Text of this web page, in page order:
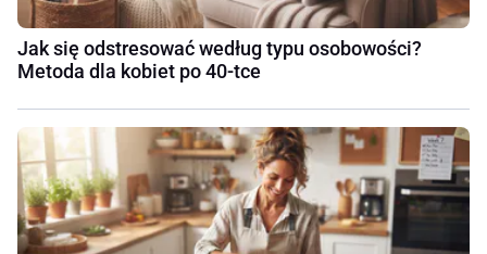
Jak się odstresować według typu osobowości?
Metoda dla kobiet po 40-tce